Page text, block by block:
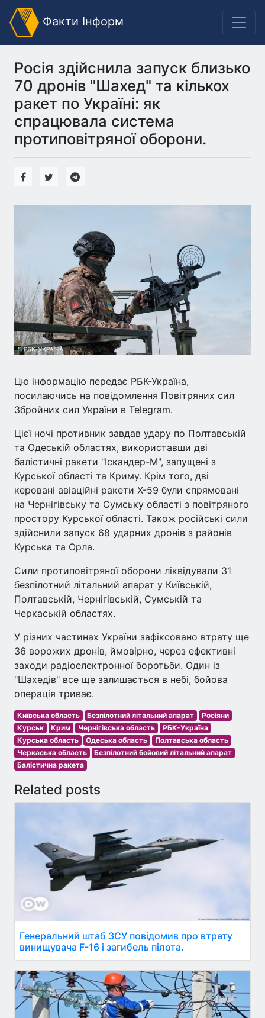
Факти Інформ
Росія здійснила запуск близько
70 дронів "Шахед" та кількох
ракет по Україні: як
спрацювала система
протиповітряної оборони.
Цю інформацію передає РБК-Україна,
посилаючись на повідомлення Повітряних сил
Збройних сил України в Telegram.
Цієї ночі противник завдав удару по Полтавській
та Одеській областях, використавши дві
балістичні ракети "Іскандер-М", запущені з
Курської області та Криму. Крім того, дві
керовані авіаційні ракети Х-59 були спрямовані
на Чернігівську та Сумську області з повітряного
простору Курської області. Також російські сили
здійснили запуск 68 ударних дронів з районів
Курська та Орла.
Сили протиповітряної оборони ліквідували 31
безпілотний літальний апарат у Київській,
Полтавській, Чернігівській, Сумській та
Черкаській областях.
У різних частинах України зафіксовано втрату ще
36 ворожих дронів, ймовірно, через ефективні
заходи радіоелектронної боротьби. Один із
"Шахедів" все ще залишається в небі, бойова
операція триває.
Київська область Безпілотний літальний апарат
Росіяни
Курськ
Крим Чернігівська область
РБК-Україна
Курська область
Одеська область
Полтавська область
Черкаська область
Безпілотний бойовий літальний апарат
Балістична ракета
Related posts
Генеральний штаб ЗСУ повідомив про втрату
винищувача F-16 і загибель пілота.